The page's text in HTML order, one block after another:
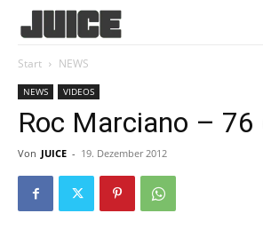
Start NEWS
NEWS VIDEOS
Roc Marciano – 76
Von JUICE - 19. Dezember 2012